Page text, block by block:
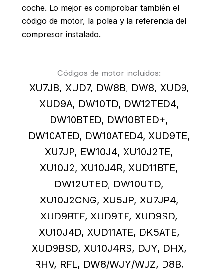
coche. Lo mejor es comprobar también el
código de motor, la polea y la referencia del
compresor instalado.
Códigos de motor incluidos:
XU7JB, XUD7, DW8B, DW8, XUD9,
XUD9A, DW10TD, DW12TED4,
DW10BTED, DW10BTED+,
DW10ATED, DW10ATED4, XUD9TE,
XU7JP, EW10J4, XU10J2TE,
XU10J2, XU10J4R, XUD11BTE,
DW12UTED, DW10UTD,
XU10J2CNG, XU5JP, XU7JP4,
XUD9BTF, XUD9TF, XUD9SD,
XU10J4D, XUD11ATE, DK5ATE,
XUD9BSD, XU10J4RS, DJY, DHX,
RHV, RFL, DW8/WJY/WJZ, D8B,